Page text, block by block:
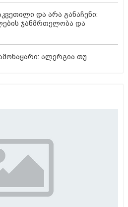
და არა განაჩენი:
ჯანმრთელობა და
ალერგია თუ